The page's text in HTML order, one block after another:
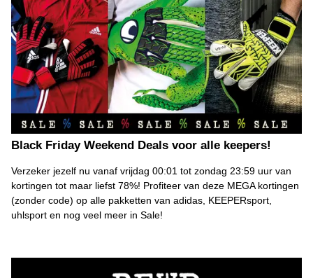
Black Friday Weekend Deals voor alle keepers!
Verzeker jezelf nu vanaf vrijdag 00:01 tot zondag 23:59 uur van
kortingen tot maar liefst 78%! Profiteer van deze MEGA kortingen
(zonder code) op alle pakketten van adidas, KEEPERsport,
uhlsport en nog veel meer in Sale!